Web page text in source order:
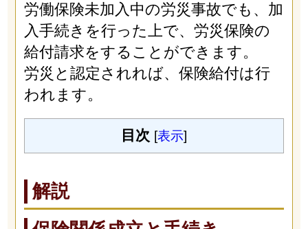
労働保険未加入中の労災事故でも、加
入手続きを行った上で、労災保険の
給付請求をすることができます。
労災と認定されれば、保険給付は行
われます。
目次 [表示]
解説